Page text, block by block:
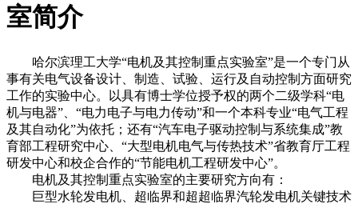
室简介
哈尔滨理工大学“电机及其控制重点实验室”是一个专门从
事有关电气设备设计、制造、试验、运行及自动控制方面研究
工作的实验中心。以具有博士学位授予权的两个二级学科“电
机与电器”、“电力电子与电力传动”和一个本科专业“电气工程
及其自动化”为依托；还有“汽车电子驱动控制与系统集成”教
育部工程研究中心、“大型电机电气与传热技术”省教育厅工程
研发中心和校企合作的“节能电机工程研发中心”。
电机及其控制重点实验室的主要研究方向有：
巨型水轮发电机、超临界和超超临界汽轮发电机关键技术